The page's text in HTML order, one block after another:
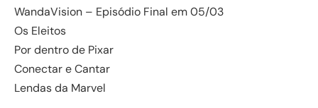
WandaVision – Episódio Final em 05/03
Os Eleitos
Por dentro de Pixar
Conectar e Cantar
Lendas da Marvel